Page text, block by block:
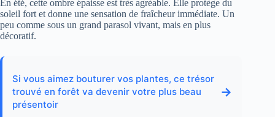
En été, cette ombre épaisse est très agréable. Elle protège du
soleil fort et donne une sensation de fraîcheur immédiate. Un
peu comme sous un grand parasol vivant, mais en plus
décoratif.
Si vous aimez bouturer vos plantes, ce trésor
trouvé en forêt va devenir votre plus beau
présentoir
→